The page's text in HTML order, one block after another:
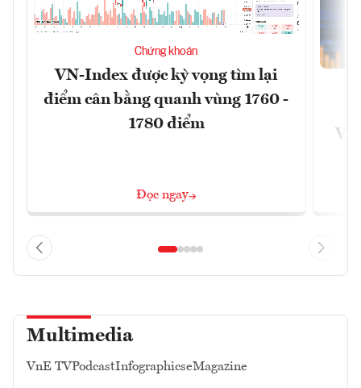
Chứng khoán
VN-Index được kỳ vọng tìm lại
điểm cân bằng quanh vùng 1760 -
1780 điểm
Đọc ngay
Multimedia
VnE TVPodcastInfographicseMagazine